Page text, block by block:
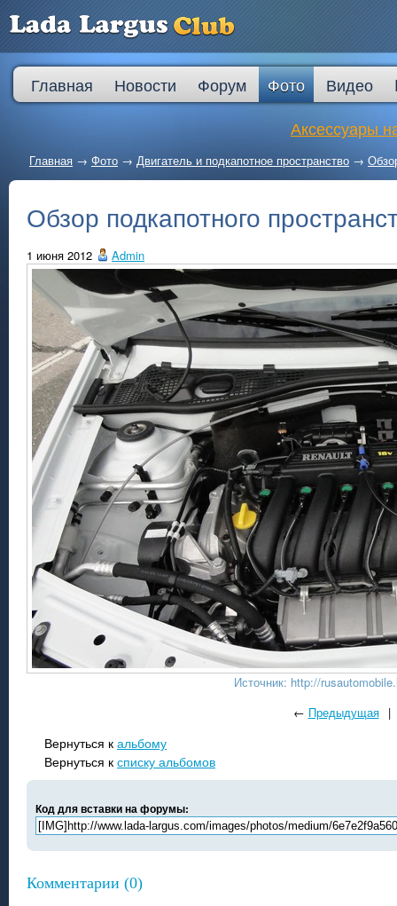
Главная Новости Форум Фото Видео
Аксессуары
Главная → Фото → Двигатель и подкапотное пространство →
Обзор подкапотного
1 июня 2012 Admin
Источник: http://
← Предыдущая |
Вернуться к альбому
Вернуться к списку альбомов
Код для вставки на форумы:
Комментарии (0)